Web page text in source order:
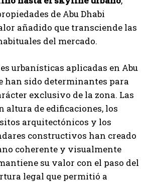
de Abu Dhabi
añadido que transciende las
del mercado.
urbanísticas aplicadas en Abu
han sido determinantes para
exclusivo de la zona. Las
altura de edificaciones, los
arquitectónicos y los
constructivos han creado
coherente y visualmente
su valor con el paso del
legal que permitió a